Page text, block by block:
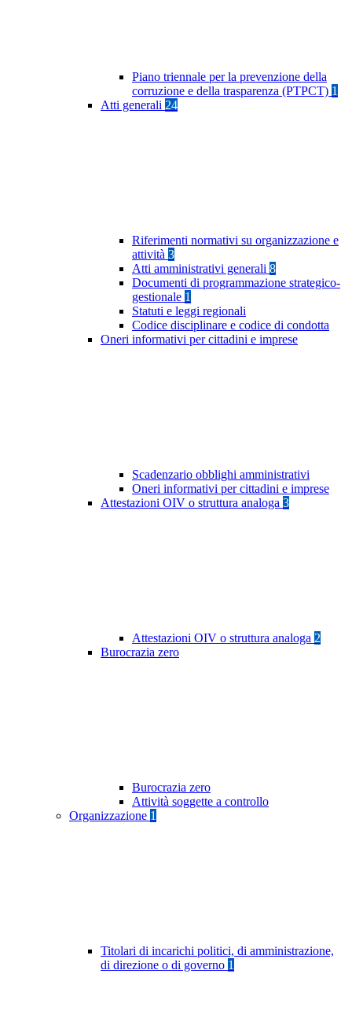
Piano triennale per la prevenzione della
corruzione e della trasparenza (PTPCT) 1
Atti generali 24
Riferimenti normativi su organizzazione e
attività 3
Atti amministrativi generali 8
Documenti di programmazione strategico-
gestionale 1
Statuti e leggi regionali
Codice disciplinare e codice di condotta
Oneri informativi per cittadini e imprese
Scadenzario obblighi amministrativi
Oneri informativi per cittadini e imprese
Attestazioni OIV o struttura analoga 3
Attestazioni OIV o struttura analoga 2
Burocrazia zero
Burocrazia zero
Attività soggette a controllo
Organizzazione 1
Titolari di incarichi politici, di amministrazione,
di direzione o di governo 1